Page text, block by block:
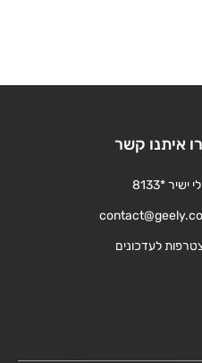
איתנו קשר
ישיר *8133
לעדכונים